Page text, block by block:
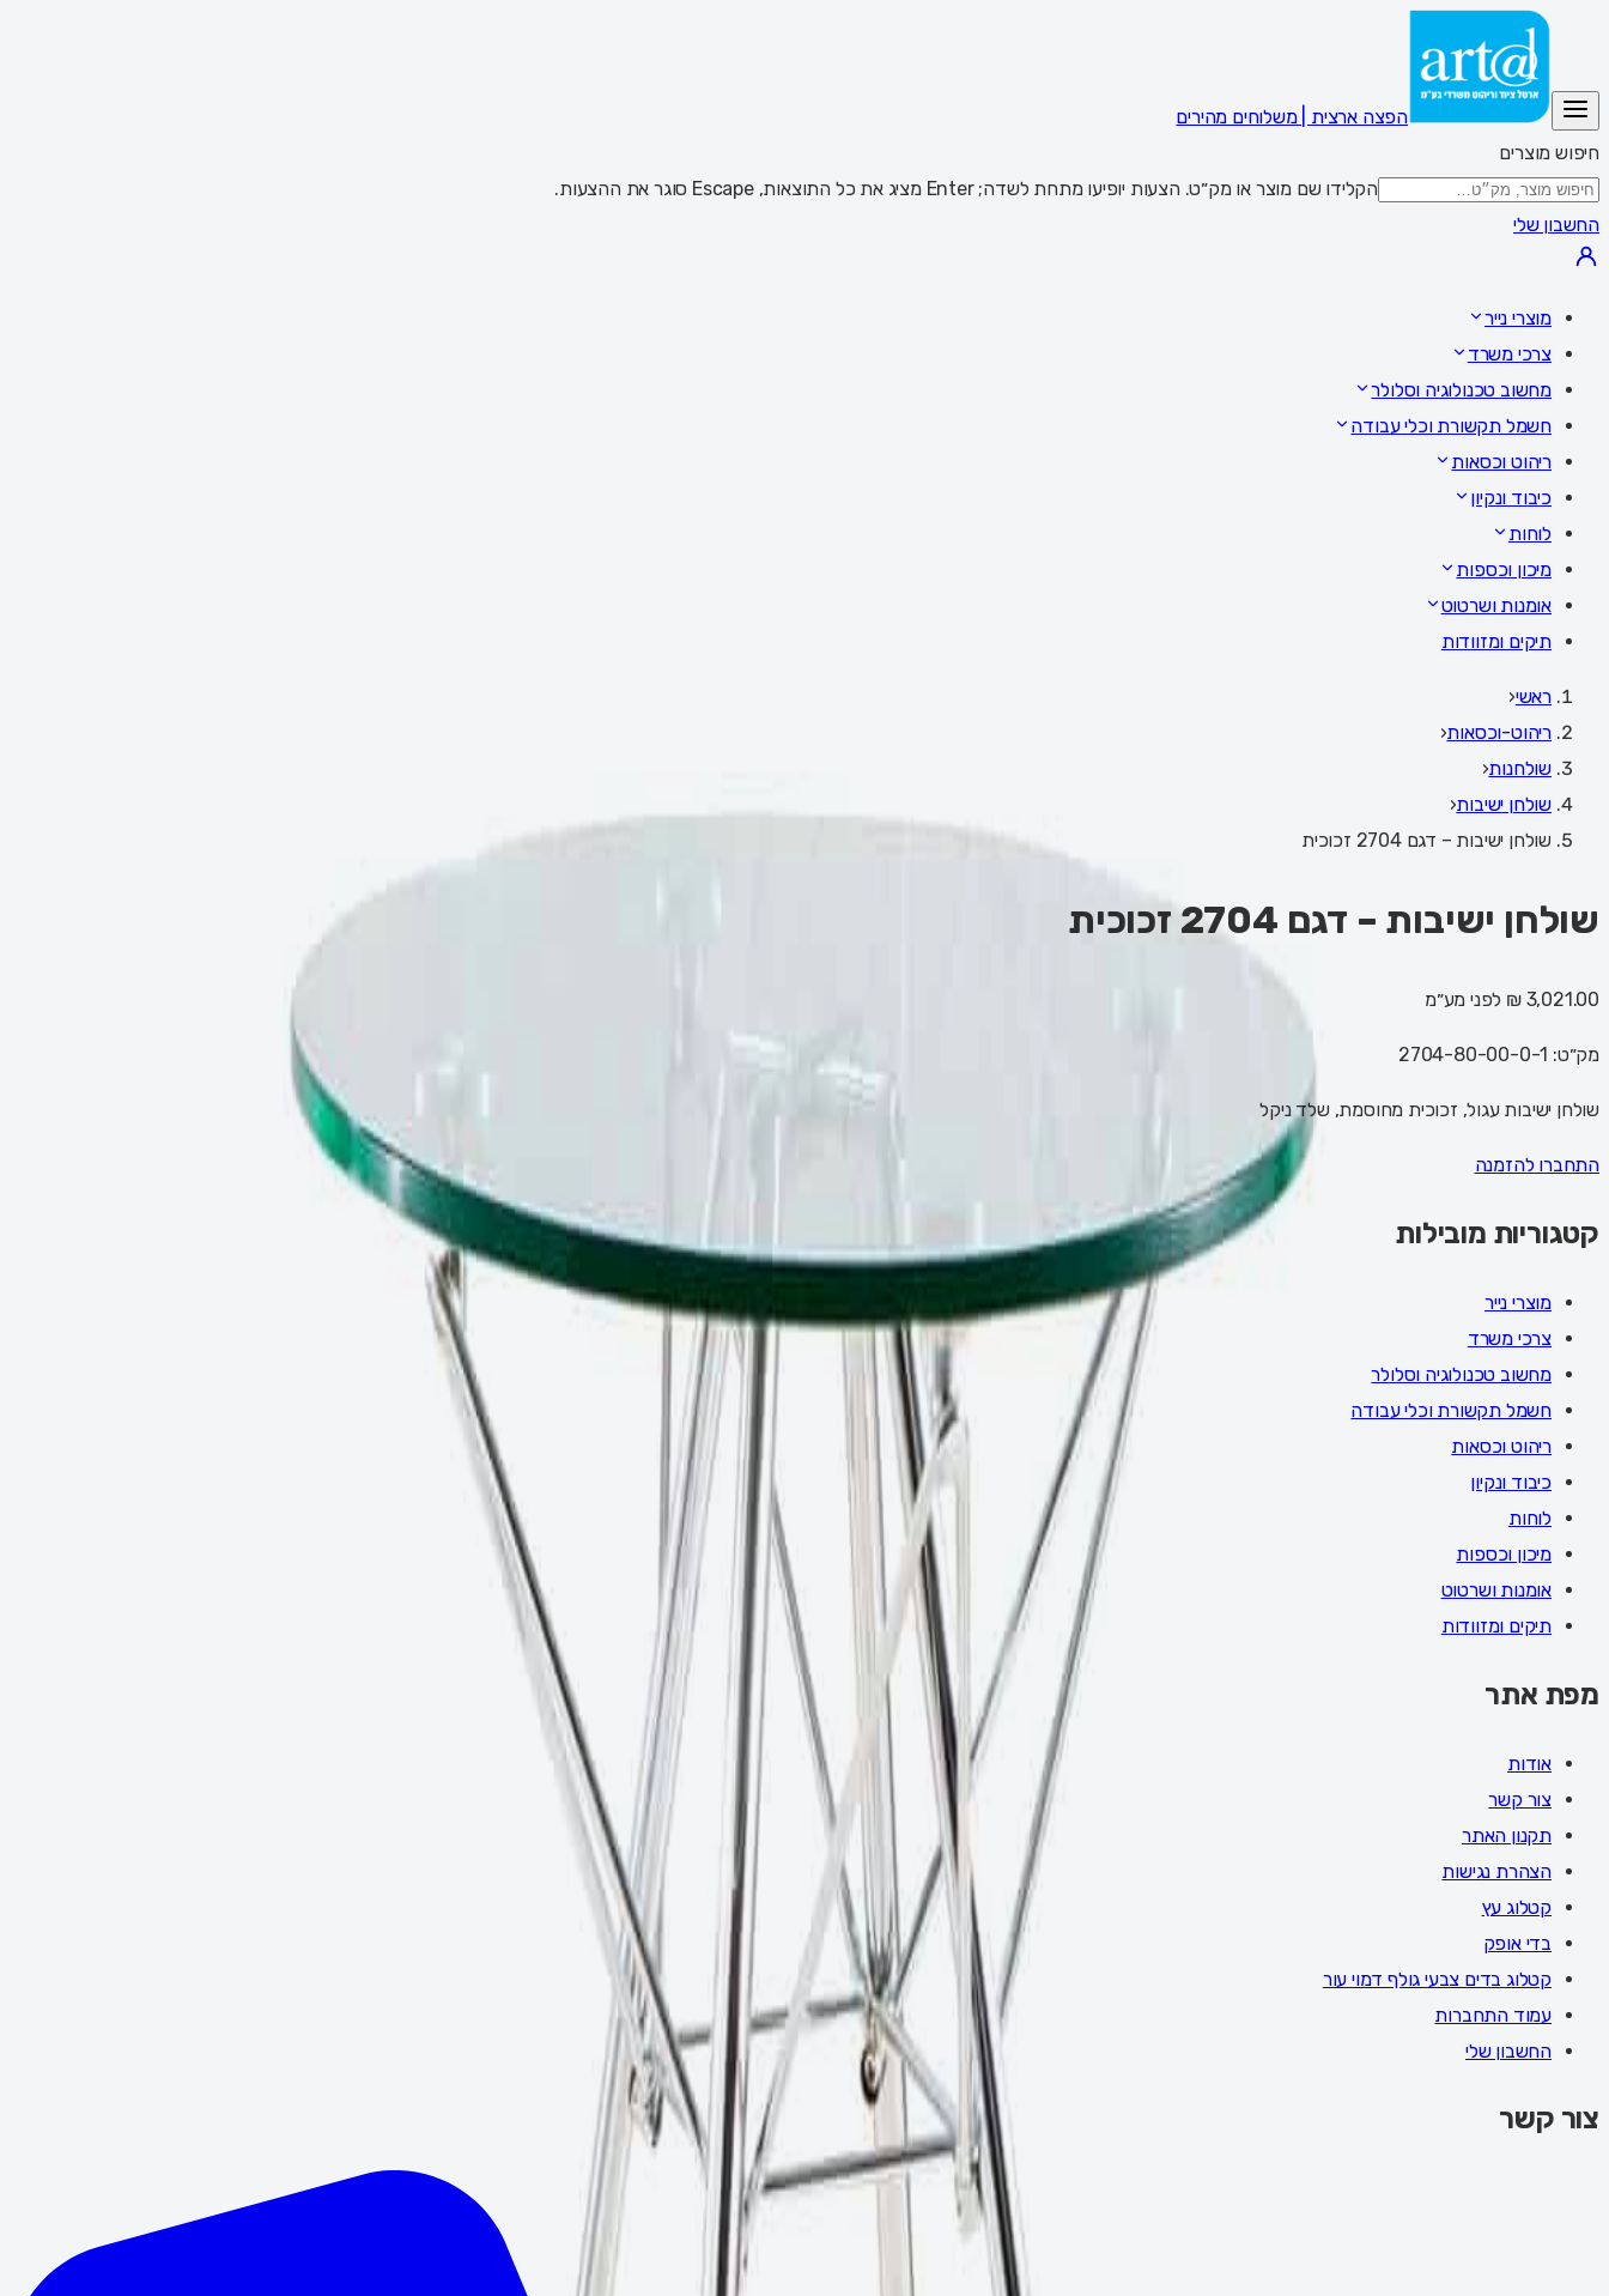
הפצה ארצית | משלוחים מהירים
חיפוש מוצרים
הקלידו שם מוצר או מק״ט. הצעות יופיעו מתחת לשדה; Enter מציג את כל התוצאות, Escape סוגר את ההצעות.
החשבון שלי
מוצרי נייר
צרכי משרד
מחשוב טכנולוגיה וסלולר
חשמל תקשורת וכלי עבודה
ריהוט וכסאות
כיבוד ונקיון
לוחות
מיכון וכספות
אומנות ושרטוט
תיקים ומזוודות
ראשי‹
ריהוט-וכסאות‹
שולחנות‹
שולחן ישיבות‹
שולחן ישיבות – דגם 2704 זכוכית
שולחן ישיבות – דגם 2704 זכוכית
3,021.00 ₪ לפני מע״מ
מק״ט: 2704-80-00-0-1
שולחן ישיבות עגול, זכוכית מחוסמת, שלד ניקל
התחברו להזמנה
קטגוריות מובילות
מוצרי נייר
צרכי משרד
מחשוב טכנולוגיה וסלולר
חשמל תקשורת וכלי עבודה
ריהוט וכסאות
כיבוד ונקיון
לוחות
מיכון וכספות
אומנות ושרטוט
תיקים ומזוודות
מפת אתר
אודות
צור קשר
תקנון האתר
הצהרת נגישות
קטלוג עץ
בדי אופק
קטלוג בדים צבעי גולף דמוי עור
עמוד התחברות
החשבון שלי
צור קשר